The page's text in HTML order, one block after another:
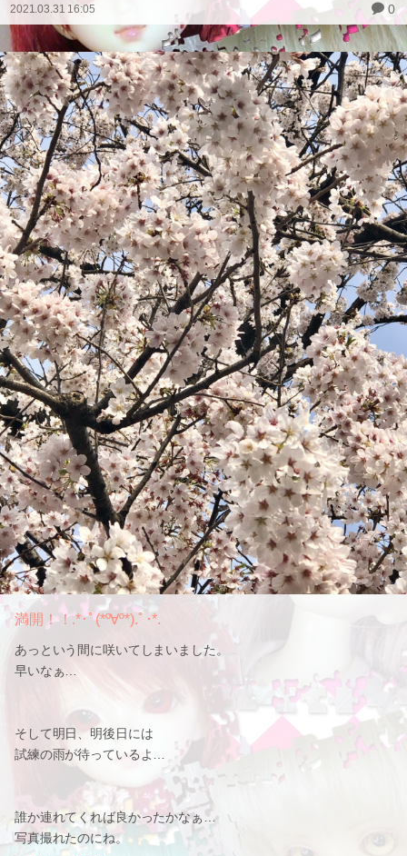
2021.03.31 16:05 0
満開！！.*･ﾟ(*º∀º*).ﾟ･*.
あっという間に咲いてしまいました。
早いなぁ…
そして明日、明後日には
試練の雨が待っているよ…
誰か連れてくれば良かったかなぁ…
写真撮れたのにね。